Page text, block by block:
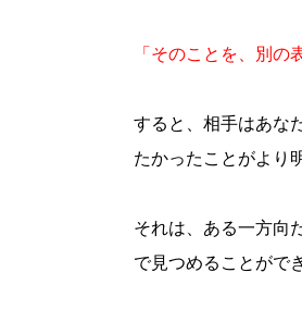
「そのことを、別の
すると、相手はあな
たかったことがより
それは、ある一方向
で見つめることがで